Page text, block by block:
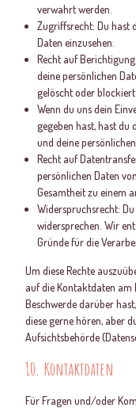
verwahrt werden.
Zugriffsrecht: Du hast
Daten einzusehen.
Recht auf
deine persönlichen
gelöscht oder
Wenn du uns dein
gegeben hast, hast du
und deine
Recht auf
persönlichen Daten
Gesamtheit zu einem
Widerspruchsrecht:
widersprechen. Wir
Gründe für die
Um diese Rechte
auf die Kontaktdaten am
Beschwerde darüber
diese gerne hören, aber
Aufsichtsbehörde
10. Kontaktdaten
Für Fragen und/oder